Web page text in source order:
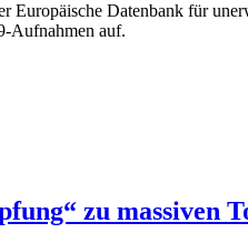
Datenbank für
Aufnahmen auf.
zu massiven